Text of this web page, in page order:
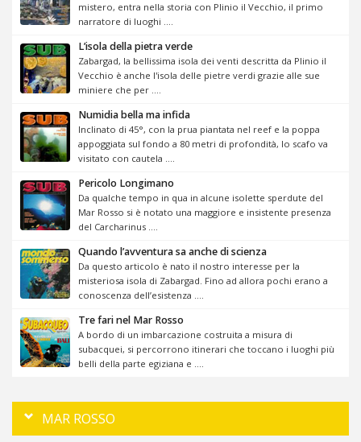
mistero, entra nella storia con Plinio il Vecchio, il primo
narratore di luoghi ....
L’isola della pietra verde
Zabargad, la bellissima isola dei venti descritta da Plinio il
Vecchio è anche l'isola delle pietre verdi grazie alle sue
miniere che per ....
Numidia bella ma infida
Inclinato di 45°, con la prua piantata nel reef e la poppa
appoggiata sul fondo a 80 metri di profondità, lo scafo va
visitato con cautela ....
Pericolo Longimano
Da qualche tempo in qua in alcune isolette sperdute del
Mar Rosso si è notato una maggiore e insistente presenza
del Carcharinus ....
Quando l’avventura sa anche di scienza
Da questo articolo è nato il nostro interesse per la
misteriosa isola di Zabargad. Fino ad allora pochi erano a
conoscenza dell’esistenza ....
Tre fari nel Mar Rosso
A bordo di un imbarcazione costruita a misura di
subacquei, si percorrono itinerari che toccano i luoghi più
belli della parte egiziana e ....
MAR ROSSO